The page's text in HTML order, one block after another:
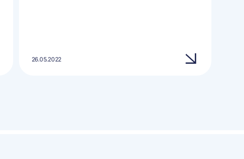
26.05.2022